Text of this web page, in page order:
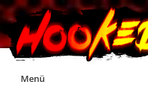
Skip
Menü